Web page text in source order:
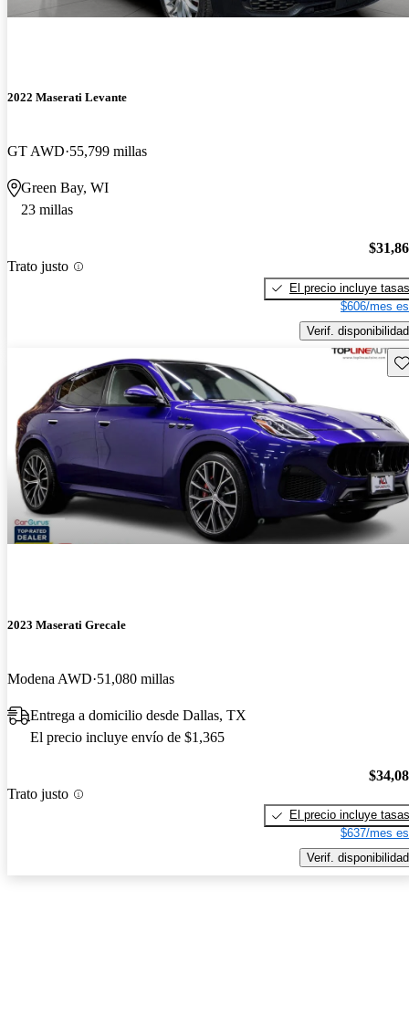
2022 Maserati Levante
GT AWD 55,799 millas
Green Bay, WI
23 millas
Trato justo
El precio incluye tasas
$606/mes
Verif. disponibilidad
2023 Maserati Grecale
Modena AWD 51,080 millas
Entrega a domicilio desde Dallas, TX
El precio incluye envío de $1,365
Trato justo
El precio incluye tasas
$637/mes
Verif. disponibilidad